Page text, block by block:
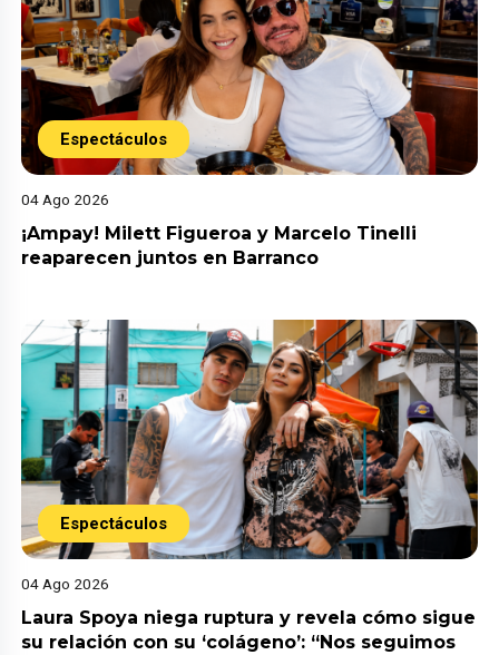
Espectáculos
04 Ago 2026
¡Ampay! Milett Figueroa y Marcelo Tinelli
reaparecen juntos en Barranco
Espectáculos
04 Ago 2026
Laura Spoya niega ruptura y revela cómo sigue
su relación con su ‘colágeno’: “Nos seguimos